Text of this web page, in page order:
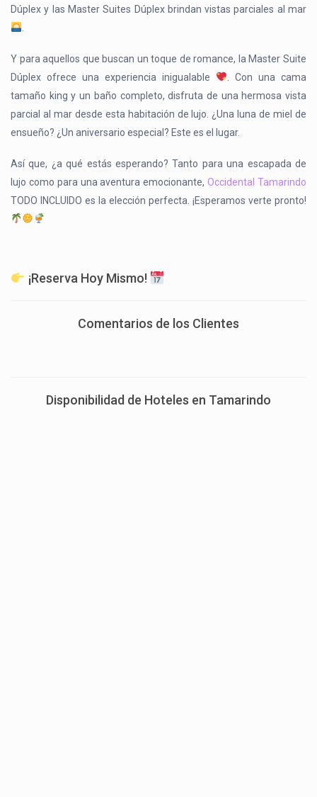
Dúplex y las Master Suites Dúplex brindan vistas parciales al mar
Y para aquellos que buscan un toque de romance, la Master Suite
Dúplex ofrece una experiencia inigualable
. Con una cama
tamaño king y un baño completo, disfruta de una hermosa vista
parcial al mar desde esta habitación de lujo. ¿Una luna de miel de
ensueño? ¿Un aniversario especial? Este es el lugar.
Así que, ¿a qué estás esperando? Tanto para una escapada de
lujo como para una aventura emocionante,Occidental Tamarindo
TODO INCLUIDO es la elección perfecta. ¡Esperamos verte pronto!
¡Reserva Hoy Mismo!
Comentarios de los Clientes
Disponibilidad de Hoteles en Tamarindo